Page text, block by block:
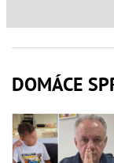
DOMÁCE